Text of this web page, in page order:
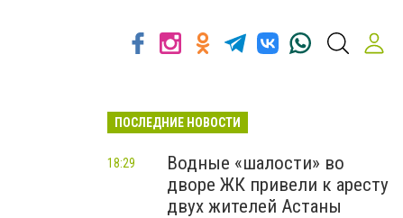
ПОСЛЕДНИЕ НОВОСТИ
Водные «шалости» во
дворе ЖК привели к аресту
двух жителей Астаны
18:29